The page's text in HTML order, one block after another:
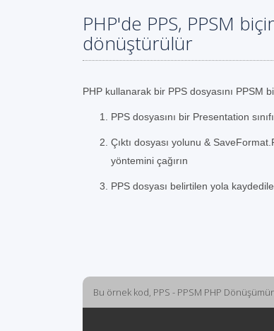
PHP'de PPS, PPSM
dönüştürülür
PHP kullanarak bir PPS dosyasını PPSM
PPS dosyasını bir Presentation
Çıktı dosyası yolunu &
yöntemini çağırın
PPS dosyası belirtilen yola
Bu örnek kod, PPS - PPSM PHP